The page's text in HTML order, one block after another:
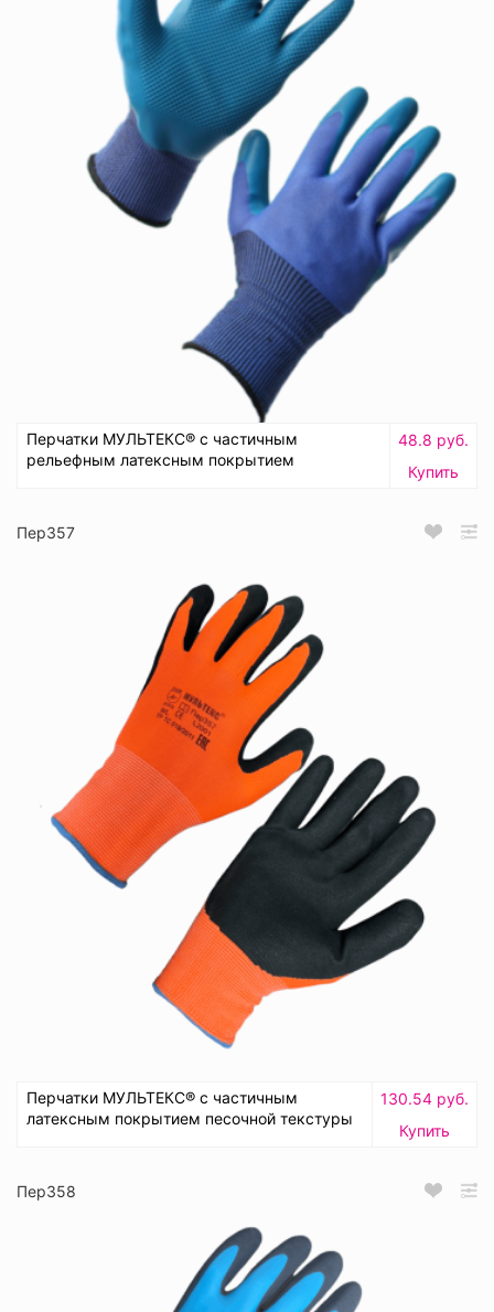
Перчатки МУЛЬТЕКС® с частичным
рельефным латексным покрытием
48.8 руб.
Купить
Пер357
Перчатки МУЛЬТЕКС® с частичным
латексным покрытием песочной текстуры
130.54 руб.
Купить
Пер358